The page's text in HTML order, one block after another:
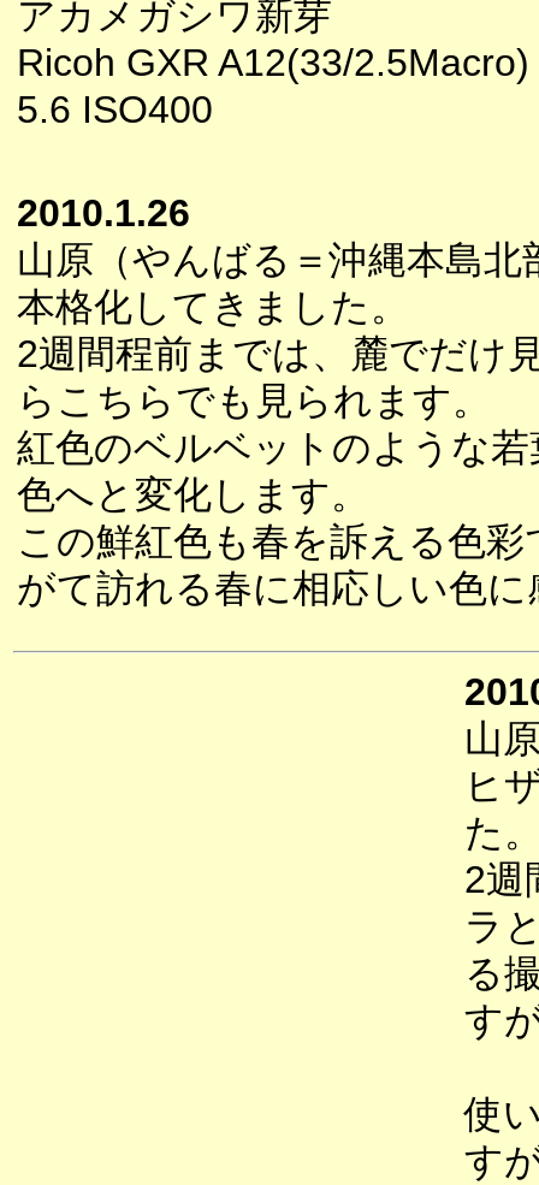
アカメガシワ新芽
Ricoh GXR A12(33/2.5Macro)
5.6 ISO400
2010.1.26
山原（やんばる＝沖縄本島
本格化してきました。
2週間程前までは、麓でだけ
らこちらでも見られます。
紅色のベルベットのような
色へと変化します。
この鮮紅色も春を訴える色
がて訪れる春に相応しい色
山
ヒ
た
2週
ラ
る
す
使
す